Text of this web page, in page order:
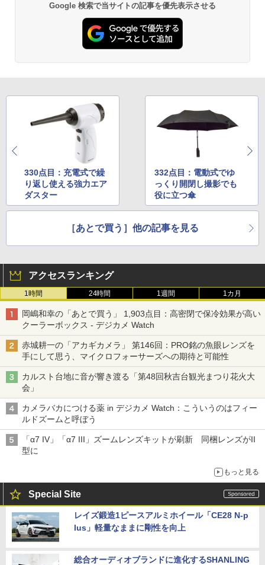
Google 検索で当サイトの記事を優先表示させる
330点目：充電式で繰
り返し使える強力エア
ダスター
332点目：電動式でゆ
っくり開閉し撮影でも
役に立つ傘
［あとで買う］他の記事を見る
アクセスランキング
1時間 24時間 1週間 1カ月
岡嶋和幸の「あとで買う」 1,903点目：高密閉で保冷効果が高い
クーラーボックス - デジカメ Watch
赤城耕一の「アカギカメラ」 第146回：PRO銘の魚眼レンズを
手にして思う、マイクロフォーサーズへの期待と可能性
カルスト台地に音が響き渡る「第48回秋吉台観光まつり花火大
会」
カメラバカにつける薬 in デジカメ Watch：こういうのはフィー
ルドズームと呼ぼう
「α7 IV」「α7 III」ズームレンズキットが刷新 同梱レンズがII
型に
もっと見る
Special Site
レイズ鍛造1ピースアルミホイール「CE28 N-p
lus」軽量なままに剛性を向上
総合オーディオブランドに進化するSHANLING